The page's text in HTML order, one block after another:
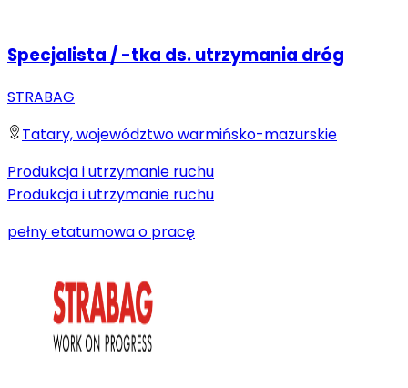
Specjalista / -tka ds. utrzymania dróg
STRABAG
Tatary, województwo warmińsko-mazurskie
Produkcja i utrzymanie ruchu
Produkcja i utrzymanie ruchu
pełny etatumowa o pracę